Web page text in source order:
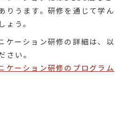
りうます。研修を通じて学ん
ょう。
ケーション研修の詳細は、以
さい。
ケーション研修のプログラム